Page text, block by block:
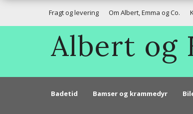
Fragt og levering Om Albert, Emma og Co.
Albert og
Badetid Bamser og krammedyr